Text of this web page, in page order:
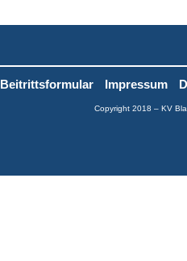
Beitrittsformular Impressum
Copyright 2018 – KV